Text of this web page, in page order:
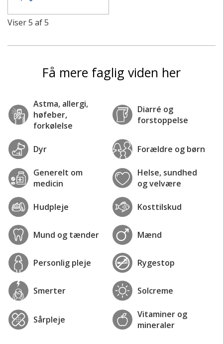
Viser5 af5
Få mere faglig viden her
Astma, allergi,
høfeber,
forkølelse
Diarré og
forstoppelse
Dyr Forældre og børn
Generelt om
medicin
Helse, sundhed
og velvære
Hudpleje Kosttilskud
Mund og tænder Mænd
Personlig pleje Rygestop
Smerter Solcreme
Sårpleje
Vitaminer og
mineraler